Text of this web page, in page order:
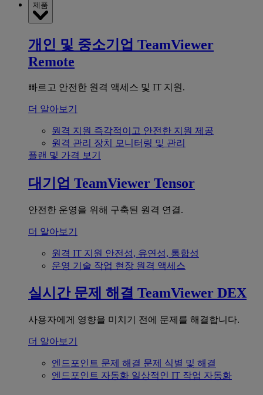
제품
개인 및 중소기업 TeamViewer
Remote
빠르고 안전한 원격 액세스 및 IT 지원.
더 알아보기
원격 지원 즉각적이고 안전한 지원 제공
원격 관리 장치 모니터링 및 관리
플랜 및 가격 보기
대기업 TeamViewer Tensor
안전한 운영을 위해 구축된 원격 연결.
더 알아보기
원격 IT 지원 안전성, 유연성, 통합성
운영 기술 작업 현장 원격 액세스
실시간 문제 해결 TeamViewer DEX
사용자에게 영향을 미치기 전에 문제를 해결합니다.
더 알아보기
엔드포인트 문제 해결 문제 식별 및 해결
엔드포인트 자동화 일상적인 IT 작업 자동화